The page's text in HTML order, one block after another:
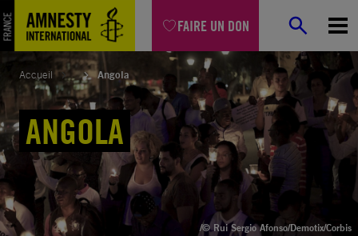
FAIRE UN DON
Aller
au
contenu
Accueil Angola
ANGOLA
/© Rui Sergio Afonso/Demotix/Corbis